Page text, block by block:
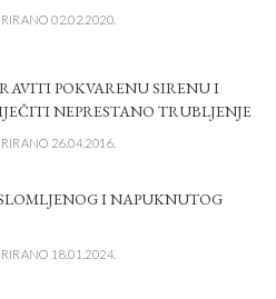
02.02.2020.
POKVARENU SIRENU I
NEPRESTANO TRUBLJENJE
26.04.2016.
I NAPUKNUTOG
18.01.2024.